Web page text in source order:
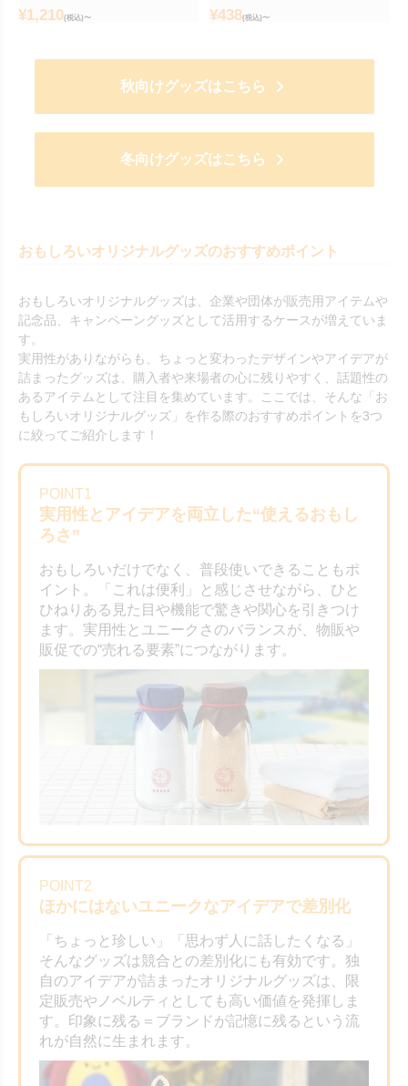
¥1,210(税込)〜 ¥438(税込)〜
秋向けグッズはこちら
冬向けグッズはこちら
おもしろいオリジナルグッズのおすすめポイント
おもしろいオリジナルグッズは、企業や団体が販売用アイテムや
記念品、キャンペーングッズとして活用するケースが増えていま
す。
実用性がありながらも、ちょっと変わったデザインやアイデアが
詰まったグッズは、購入者や来場者の心に残りやすく、話題性の
あるアイテムとして注目を集めています。ここでは、そんな「お
もしろいオリジナルグッズ」を作る際のおすすめポイントを3つ
に絞ってご紹介します！
POINT1
実用性とアイデアを両立した“使えるおもし
ろさ”
おもしろいだけでなく、普段使いできることもポ
イント。「これは便利」と感じさせながら、ひと
ひねりある見た目や機能で驚きや関心を引きつけ
ます。実用性とユニークさのバランスが、物販や
販促での“売れる要素”につながります。
POINT2
ほかにはないユニークなアイデアで差別化
「ちょっと珍しい」「思わず人に話したくなる」
そんなグッズは競合との差別化にも有効です。独
自のアイデアが詰まったオリジナルグッズは、限
定販売やノベルティとしても高い価値を発揮しま
す。印象に残る＝ブランドが記憶に残るという流
れが自然に生まれます。